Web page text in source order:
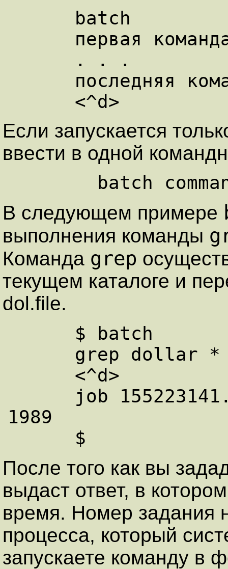
Если запускается
ввести в одной
В следующем примере
выполнения команды
Команда grep
текущем каталоге и
dol.file.
1989
После того как вы
выдаст ответ, в
время. Номер задания
процесса, который
запускаете команду в